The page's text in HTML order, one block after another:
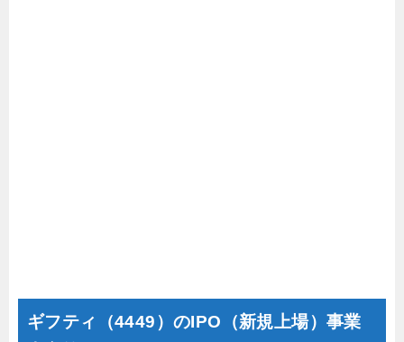
ギフティ（4449）のIPO（新規上場）事業